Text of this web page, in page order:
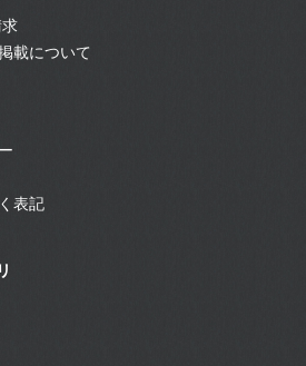
載について
表記